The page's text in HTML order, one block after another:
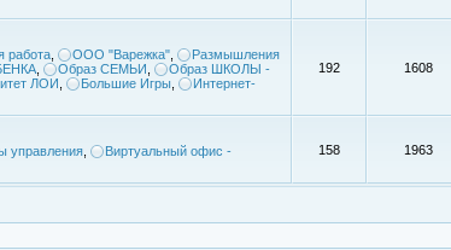
работа ООО "Варежка"
Размышления
Образ СЕМЬИ
Образ ШКОЛЫ -
ЛОИ Большие Игры
Интернет-
192 1608
управления
Виртуальный офис -
158 1963